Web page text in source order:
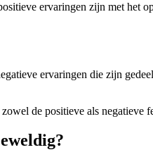
ervaringen zijn met het
ervaringen die zijn
de positieve als negatieve